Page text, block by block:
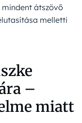
átszövő
melletti
–
miatt